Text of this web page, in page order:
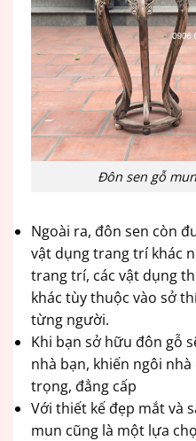
Đôn sen gỗ
Ngoài ra, đôn sen còn
vật dụng trang trí khác
trang trí, các vật dụng
khác tùy thuộc vào sở
từng người.
Khi bạn sở hữu đôn gỗ
nhà bạn, khiến ngôi
trọng, đẳng cấp
Với thiết kế đẹp mắt và
mun cũng là một lựa